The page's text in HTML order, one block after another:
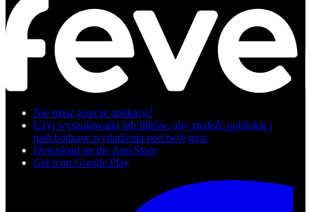
Nie masz jeszcze aplikacji?
Użyj wyszukiwarki lub filtrów, aby znaleźć pobliskie i
nadchodzące wydarzenia pod twój gust.
Download on the App Store
Get it on Google Play